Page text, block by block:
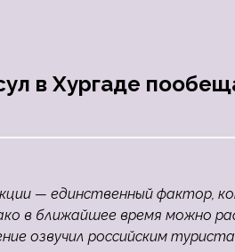
в Хургаде
— единственный фактор,
в ближайшее время можно
озвучил российским